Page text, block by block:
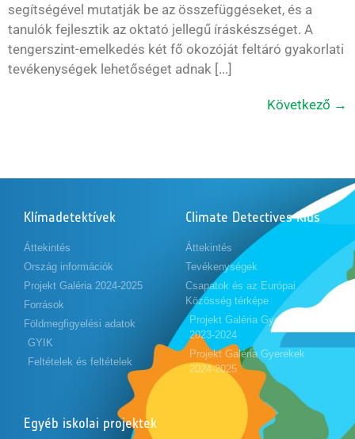
segítségével mutatják be az összefüggéseket, és a
tanulók fejlesztik az oktató jellegű íráskészséget. A
tengerszint-emelkedés két fő okozóját feltáró gyakorlati
tevékenységek lehetőséget adnak [...]
Következő →
Klímadetektívek
Áttekintés
Ország információk
Projekt Galéria 2024-2025
Források
Földmegfigyelési adatok
GYIK
Feltételek és feltételek
Climate Detectives Kids
Áttekintés
Tevékenységek
Csapatok és az Európai
Közösség térképe
Projekt Galéria Gyerekek
2023-2024
Projekt Galéria Gyerekek
2024-2025
Egyéb iskolai projektek